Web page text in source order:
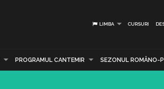
LIMBA CURSURI
PROGRAMUL CANTEMIR SEZONUL ROMÂNO-